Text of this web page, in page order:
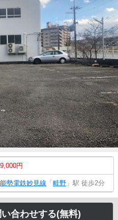
9,000円
能勢電鉄妙見線 「 畦野 」駅 徒歩2分
合わせする(無料)